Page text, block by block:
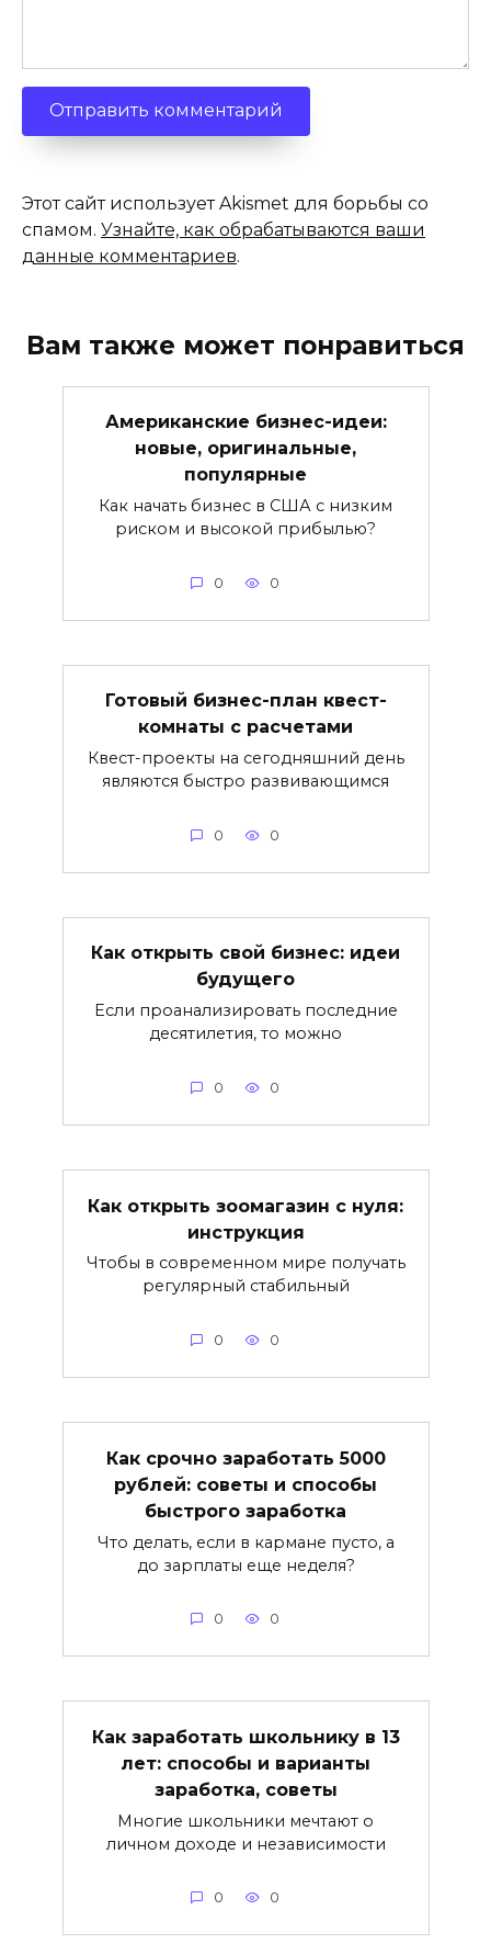
Этот сайт использует Akismet для борьбы со
спамом. Узнайте, как обрабатываются ваши
данные комментариев.
Вам также может понравиться
Американские бизнес-идеи:
новые, оригинальные,
популярные
Как начать бизнес в США с низким
риском и высокой прибылью?
0 0
Готовый бизнес-план квест-
комнаты с расчетами
Квест-проекты на сегодняшний день
являются быстро развивающимся
0 0
Как открыть свой бизнес: идеи
будущего
Если проанализировать последние
десятилетия, то можно
0 0
Как открыть зоомагазин с нуля:
инструкция
Чтобы в современном мире получать
регулярный стабильный
0 0
Как срочно заработать 5000
рублей: советы и способы
быстрого заработка
Что делать, если в кармане пусто, а
до зарплаты еще неделя?
0 0
Как заработать школьнику в 13
лет: способы и варианты
заработка, советы
Многие школьники мечтают о
личном доходе и независимости
0 0